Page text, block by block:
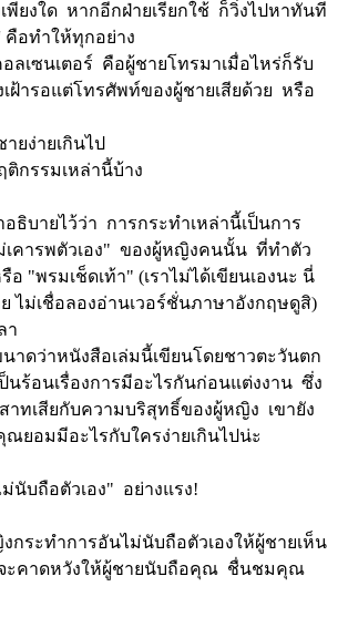
ยงใด หากอีกฝ่ายเรียกใช้ ก็วิ่งไปหาทันที
อทำให้ทุกอย่าง
เซนเตอร์ คือผู้ชายโทรมาเมื่อไหร่ก็รับ
ารอแต่โทรศัพท์ของผู้ชายเสียด้วย หรือ
ง่ายเกินไป
กรรมเหล่านี้บ้าง
บายไว้ว่า การกระทำเหล่านี้เป็นการ
เคารพตัวเอง" ของผู้หญิงคนนั้น ที่ทำตัว
"พรมเช็ดเท้า" (เราไม่ได้เขียนเองนะ นี่
ไม่เชื่อลองอ่านเวอร์ชั่นภาษาอังกฤษดูสิ)
า
าดว่าหนังสือเล่มนี้เขียนโดยชาวตะวันตก
ป็นร้อนเรื่องการมีอะไรกันก่อนแต่งงาน ซึ่ง
าทเสียกับความบริสุทธิ์ของผู้หญิง เขายัง
ยอมมีอะไรกับใครง่ายเกินไปน่ะ
บถือตัวเอง" อย่างแรง!
ะทำการอันไม่นับถือตัวเองให้ผู้ชายเห็น
ะคาดหวังให้ผู้ชายนับถือคุณ ชื่นชมคุณ